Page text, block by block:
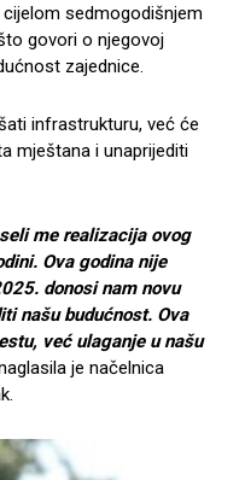
sedmogodišnjem
govori o njegovoj
zajednice.
infrastrukturu, već će
mještana i unaprijediti
me realizacija ovog
Ova godina nije
donosi nam novu
našu budućnost. Ova
već ulaganje u našu
je načelnica